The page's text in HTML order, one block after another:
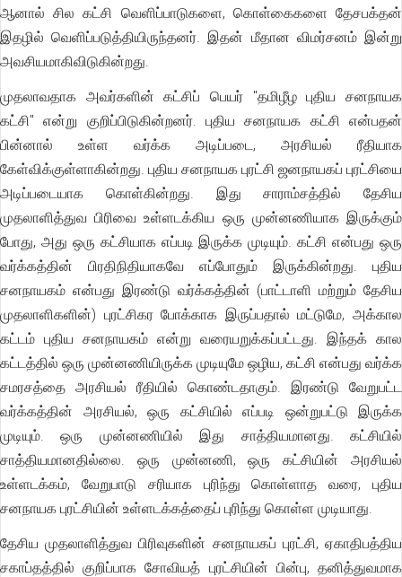
ஆனால் சில கட்சி வெளிப்பாடுகளை, கொள்கைகளை தேசபக்தன்
இதழில் வெளிப்படுத்தியிருந்தனர். இதன் மீதான விமர்சனம் இன்று
அவசியமாகிவிடுகின்றது.
முதலாவதாக அவர்களின் கட்சிப் பெயர் "தமிழீழ புதிய சனநாயக
கட்சி" என்று குறிப்பிடுகின்றனர். புதிய சனநாயக கட்சி என்பதன்
பின்னால் உள்ள வர்க்க அடிப்படை, அரசியல் ரீதியாக
கேள்விக்குள்ளாகின்றது. புதிய சனநாயக புரட்சி ஜனநாயகப் புரட்சியை
அடிப்படையாக கொள்கின்றது. இது சாராம்சத்தில் தேசிய
முதலாளித்துவ பிரிவை உள்ளடக்கிய ஒரு முன்னணியாக இருக்கும்
போது, அது ஒரு கட்சியாக எப்படி இருக்க முடியும். கட்சி என்பது ஒரு
வர்க்கத்தின் பிரதிநிதியாகவே எப்போதும் இருக்கின்றது. புதிய
சனநாயகம் என்பது இரண்டு வர்க்கத்தின் (பாட்டாளி மற்றும் தேசிய
முதலாளிகளின்) புரட்சிகர போக்காக இருப்பதால் மட்டுமே, அக்கால
கட்டம் புதிய சனநாயகம் என்று வரையறுக்கப்பட்டது. இந்தக் கால
கட்டத்தில் ஒரு முன்னணியிருக்க முடியுமே ஒழிய, கட்சி என்பது வர்க்க
சமரசத்தை அரசியல் ரீதியில் கொண்டதாகும். இரண்டு வேறுபட்ட
வர்க்கத்தின் அரசியல், ஒரு கட்சியில் எப்படி ஒன்றுபட்டு இருக்க
முடியும். ஒரு முன்னணியில் இது சாத்தியமானது. கட்சியில்
சாத்தியமானதில்லை. ஒரு முன்னணி, ஒரு கட்சியின் அரசியல்
உள்ளடக்கம், வேறுபாடு சரியாக புரிந்து கொள்ளாத வரை, புதிய
சனநாயக புரட்சியின் உள்ளடக்கத்தைப் புரிந்து கொள்ள முடியாது.
தேசிய முதலாளித்துவ பிரிவுகளின் சனநாயகப் புரட்சி, ஏகாதிபத்திய
சகாப்தத்தில் குறிப்பாக சோவியத் புரட்சியின் பின்பு, தனித்துவமாக